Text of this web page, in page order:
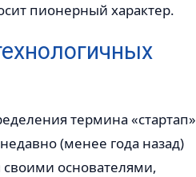
пионерный характер.
термина «стартап»
(менее года назад)
основателями,